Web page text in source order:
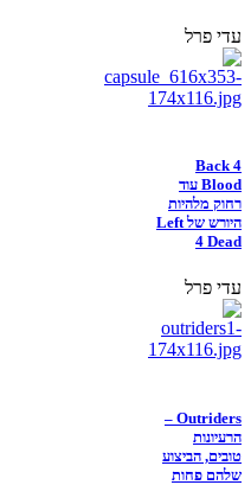
עדי פרל
Back 4
Blood עוד
רחוק מלהיות
היורש של Left
4 Dead
עדי פרל
Outriders –
הרעיונות
טובים, הביצוע
שלהם פחות